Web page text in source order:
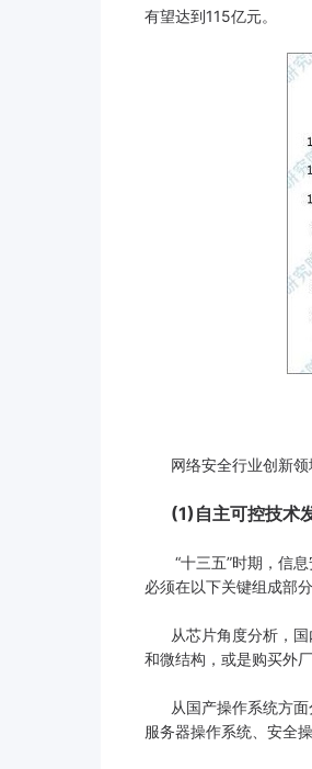
有望达到115亿元。
网络安全行业创新领
(1)自主可控技术
“十三五”时期，信息
必须在以下关键组成部
从芯片角度分析，国
和微结构，或是购买外
从国产操作系统方面
服务器操作系统、安全